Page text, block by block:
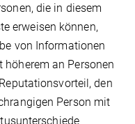
die in diesem
erweisen können,
von Informationen
höherem an Personen
den
Person mit